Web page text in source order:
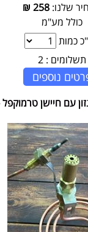
שלנו:258
₪
כולל מע"מ
כמות
תשלומים : 2
נוספים
עם חיישן טרמוקפל